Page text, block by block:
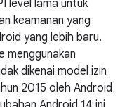
level lama untuk
keamanan yang
yang lebih baru.
menggunakan
dikenai model izin
2015 oleh Android